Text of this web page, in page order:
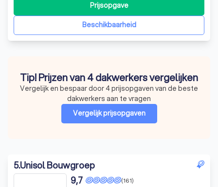
bijbouwen, aanbouwen, opbouwen,… ga je dus beter in zee
met een specialist ter zake. EPDM
Beschikbaarheid
Prijsopgave
Tip! Prijzen van 4 dakwerkers vergelijken
Vergelijk en bespaar door 4 prijsopgaven van de beste
dakwerkers aan te vragen
Vergelijk prijsopgaven
5.Unisol Bouwgroep
(161)
9,7